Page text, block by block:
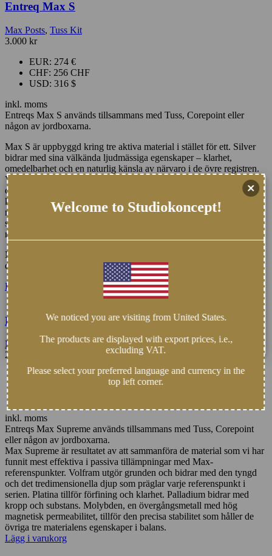
Entreq Max S
Max Posts, Tuss Kit
3.000 kr
EUR: 274 €
CHF: 256 CHF
USD: 316 $
inkl. moms
Entreqs Max S används tillsammans med Tuss, Corepoint eller
någon av jordboxarna.
Max S är uppbyggd kring tre aktiva material i stället för ett. Silver
bidrar med sina välkända ljudmässiga egenskaper – klarhet,
omedelbarhet och en naturlig känsla av närvaro i de övre registren.
Volfram, det sammanhållande materialet i hela Max-serien, tillför
den tyngd och det tredimensionella djup som har blivit ett
kännetecken för Entreqs arbete. Mu-metall, en nickel-järnlegering
med exceptionellt hög magnetisk permeabilitet, bidrar med en
stabiliserande påverkan på den elektromagnetiska miljön runt
referenspunkten.
Max S karaktär är resultatet av samspelet mellan dessa tre material,
där varje material formar och förstärker det de andra tillför.
Lägg i varukorg
Entreq Max Supreme
Max Posts, Tuss Kit
22.500
EUR:2.053 €
inkl. moms
Entreqs Max Supreme används tillsammans med Tuss, Corepoint
eller någon av jordboxarna.
Max Supreme är resultatet av att sammanföra de material som vi har
funnit mest effektiva i passiva tillämpningar med Max-
referenspunkter. Volfram utgör grunden och bidrar med den tyngd
och det tredimensionella djup som präglar varje referenspunkt i
serien. Platina tillför förfining och klarhet. Palladium bidrar med
kropp och substans. Molybden, en övergångsmetall med hög
magnetisk permeabilitet, tillför den precisa stabilitet som håller de
övriga tre materialens egenskaper i balans.
Lägg i varukorg
Welcome to Studiokoncept!
We noticed you are visiting from United States.
The products are displayed with export prices, i.e.,
excluding VAT.
Please select your preferred language and currency in the
top left corner.